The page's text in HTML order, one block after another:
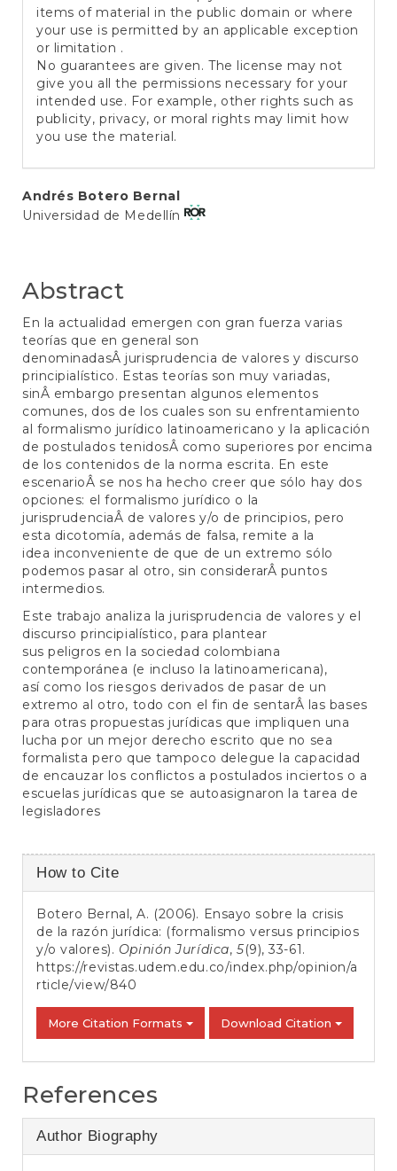
items of material in the public domain or where
your use is permitted by an applicable exception
or limitation .
No guarantees are given. The license may not
give you all the permissions necessary for your
intended use. For example, other rights such as
publicity, privacy, or moral rights may limit how
you use the material.
Main
Article
Andrés Botero Bernal
Universidad de Medellín
Abstract
En la actualidad emergen con gran fuerza varias
teorías que en general son
denominadasÂ jurisprudencia de valores y discurso
principialístico. Estas teorías son muy variadas,
sinÂ embargo presentan algunos elementos
comunes, dos de los cuales son su enfrentamiento
al formalismo jurídico latinoamericano y la aplicación
de postulados tenidosÂ como superiores por encima
de los contenidos de la norma escrita. En este
escenarioÂ se nos ha hecho creer que sólo hay dos
opciones: el formalismo jurídico o la
jurisprudenciaÂ de valores y/o de principios, pero
esta dicotomía, además de falsa, remite a la
idea inconveniente de que de un extremo sólo
podemos pasar al otro, sin considerarÂ puntos
intermedios.
Este trabajo analiza la jurisprudencia de valores y el
discurso principialístico, para plantear
sus peligros en la sociedad colombiana
contemporánea (e incluso la latinoamericana),
así como los riesgos derivados de pasar de un
extremo al otro, todo con el fin de sentarÂ las bases
para otras propuestas jurídicas que impliquen una
lucha por un mejor derecho escrito que no sea
formalista pero que tampoco delegue la capacidad
de encauzar los conflictos a postulados inciertos o a
escuelas jurídicas que se autoasignaron la tarea de
legisladores
Article
Details
How to Cite
Botero Bernal, A. (2006). Ensayo sobre la crisis
de la razón jurídica: (formalismo versus principios
y/o valores). Opinión Jurídica, 5(9), 33-61.
https://revistas.udem.edu.co/index.php/opinion/a
rticle/view/840
More Citation Formats Download Citation
References
Author Biography